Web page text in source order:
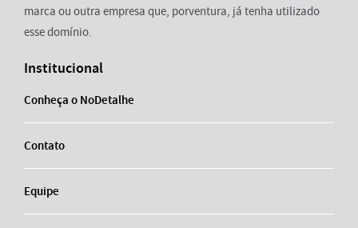
marca ou outra empresa que, porventura, já tenha utilizado
esse domínio.
Institucional
Conheça o NoDetalhe
Contato
Equipe